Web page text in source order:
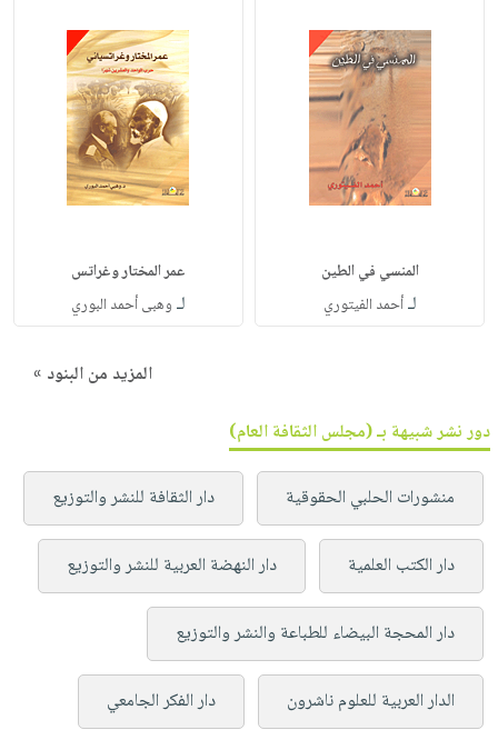
المنسي في الطين
لـأحمد الفيتوري
عمر المختار وغراتس
لـ وهبى أحمد البوري
المزيد من البنود »
دور نشر شبيهة بـ (مجلس الثقافة العام)
منشورات الحلبي الحقوقية دار الثقافة للنشر والتوزيع
دار الكتب العلمية دار النهضة العربية للنشر والتوزيع
دار المحجة البيضاء للطباعة والنشر والتوزيع
الدار العربية للعلوم ناشرون دار الفكر الجامعي